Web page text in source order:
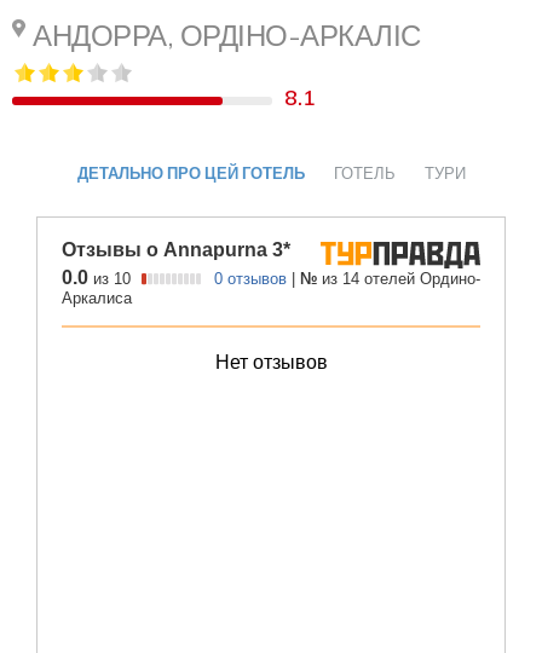
АНДОРРА, ОРДІНО-АРКАЛІС
8.1
ДЕТАЛЬНО ПРО ЦЕЙ ГОТЕЛЬ ГОТЕЛЬ ТУРИ